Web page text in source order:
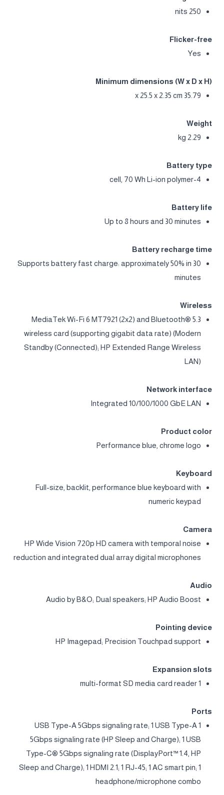
250 nits
Flicker-free
Yes
Minimum dimensions (W x D x H)
35.79 x 25.5 x 2.35 cm
Weight
2.29 kg
Battery type
4-cell, 70 Wh Li-ion polymer
Battery life
Up to 8 hours and 30 minutes
Battery recharge time
Supports battery fast charge: approximately 50% in 30
minutes
Wireless
MediaTek Wi-Fi 6 MT7921 (2x2) and Bluetooth® 5.3
wireless card (supporting gigabit data rate) (Modern
Standby (Connected); HP Extended Range Wireless
LAN)
Network interface
Integrated 10/100/1000 GbE LAN
Product color
Performance blue, chrome logo
Keyboard
Full-size, backlit, performance blue keyboard with
numeric keypad
Camera
HP Wide Vision 720p HD camera with temporal noise
reduction and integrated dual array digital microphones
Audio
Audio by B&O; Dual speakers; HP Audio Boost
Pointing device
HP Imagepad; Precision Touchpad support
Expansion slots
1 multi-format SD media card reader
Ports
1 USB Type-A 5Gbps signaling rate; 1 USB Type-A
5Gbps signaling rate (HP Sleep and Charge); 1 USB
Type-C® 5Gbps signaling rate (DisplayPort™ 1.4, HP
Sleep and Charge); 1 HDMI 2.1; 1 RJ-45; 1 AC smart pin; 1
headphone/microphone combo